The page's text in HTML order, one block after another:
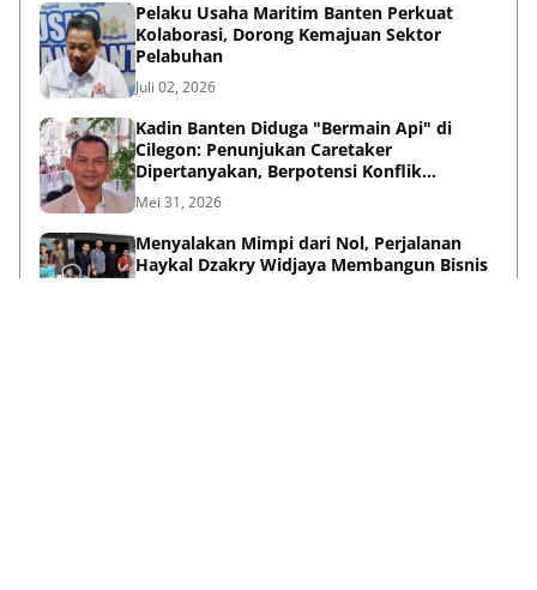
Pelaku Usaha Maritim Banten Perkuat
Kolaborasi, Dorong Kemajuan Sektor
Pelabuhan
Juli 02, 2026
Kadin Banten Diduga "Bermain Api" di
Cilegon: Penunjukan Caretaker
Dipertanyakan, Berpotensi Konflik
Kepentingan
Mei 31, 2026
Menyalakan Mimpi dari Nol, Perjalanan
Haykal Dzakry Widjaya Membangun Bisnis